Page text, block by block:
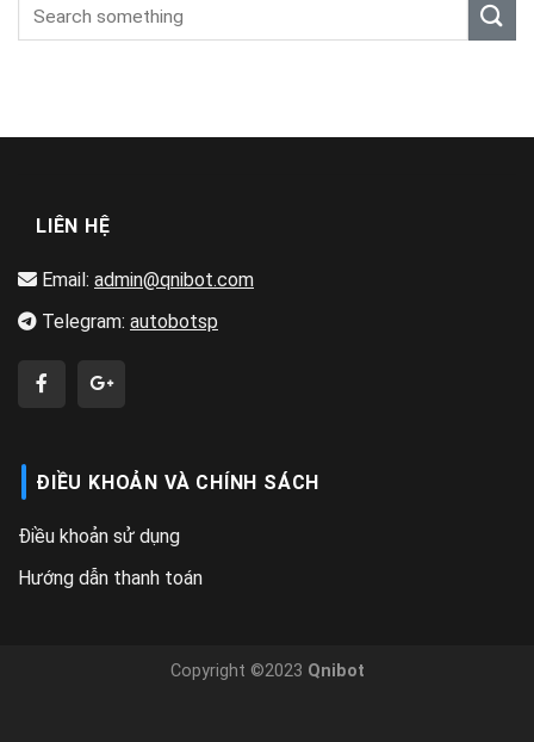
LIÊN HỆ
Email: admin@qnibot.com
Telegram: autobotsp
ĐIỀU KHOẢN VÀ CHÍNH SÁCH
Điều khoản sử dụng
Hướng dẫn thanh toán
Copyright ©2023 Qnibot